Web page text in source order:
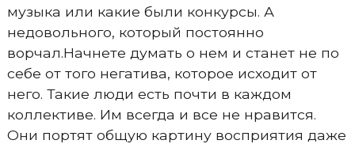
музыка или какие были конкурсы. А
недовольного, который постоянно
ворчал.Начнете думать о нем и станет не по
себе от того негатива, которое исходит от
него. Такие люди есть почти в каждом
коллективе. Им всегда и все не нравится.
Они портят общую картину восприятия даже